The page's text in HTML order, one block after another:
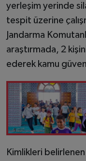
yerleşim yerinde
tespit üzerine
Jandarma
araştırmada, 2
ederek kamu
Kimlikleri